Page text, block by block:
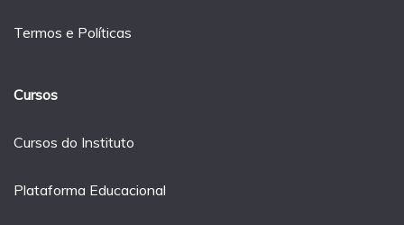
Termos e Políticas
Cursos
Cursos do Instituto
Plataforma Educacional